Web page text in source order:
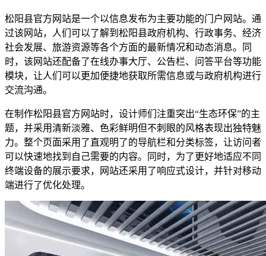
松阳县官方网站是一个以信息发布为主要功能的门户网站。通
过该网站，人们可以了解到松阳县政府机构、行政事务、经济
社会发展、旅游资源等各个方面的最新情况和动态消息。同
时，该网站还配备了在线办事大厅、公告栏、问答平台等功能
模块，让人们可以更加便捷地获取所需信息或与政府机构进行
交流沟通。
在制作松阳县官方网站时，设计师们注重突出“生态环保”的主
题，并采用清新淡雅、色彩鲜明但不刺眼的风格表现出独特魅
力。整个页面采用了直观明了的导航栏和分类标签，让访问者
可以快速地找到自己需要的内容。同时，为了更好地适应不同
终端设备的展示要求，网站还采用了响应式设计，并针对移动
端进行了优化处理。